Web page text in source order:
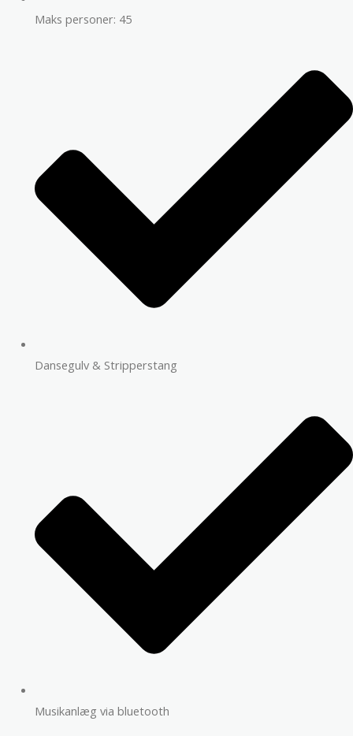
Maks personer: 45
Dansegulv & Stripperstang
Musikanlæg via bluetooth